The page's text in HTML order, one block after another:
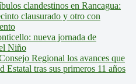
clandestinos en Rancagua:
clausurado y otro con
nueva jornada de
Niño
Regional los avances que
Estatal tras sus primeros 11 años